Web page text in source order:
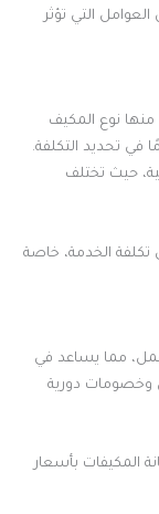
التي تؤثر
منها نوع المكيف
في تحديد التكلفة.
حيث تختلف
تكلفة الخدمة، خاصة
مما يساعد في
وخصومات دورية
المكيفات بأسعار